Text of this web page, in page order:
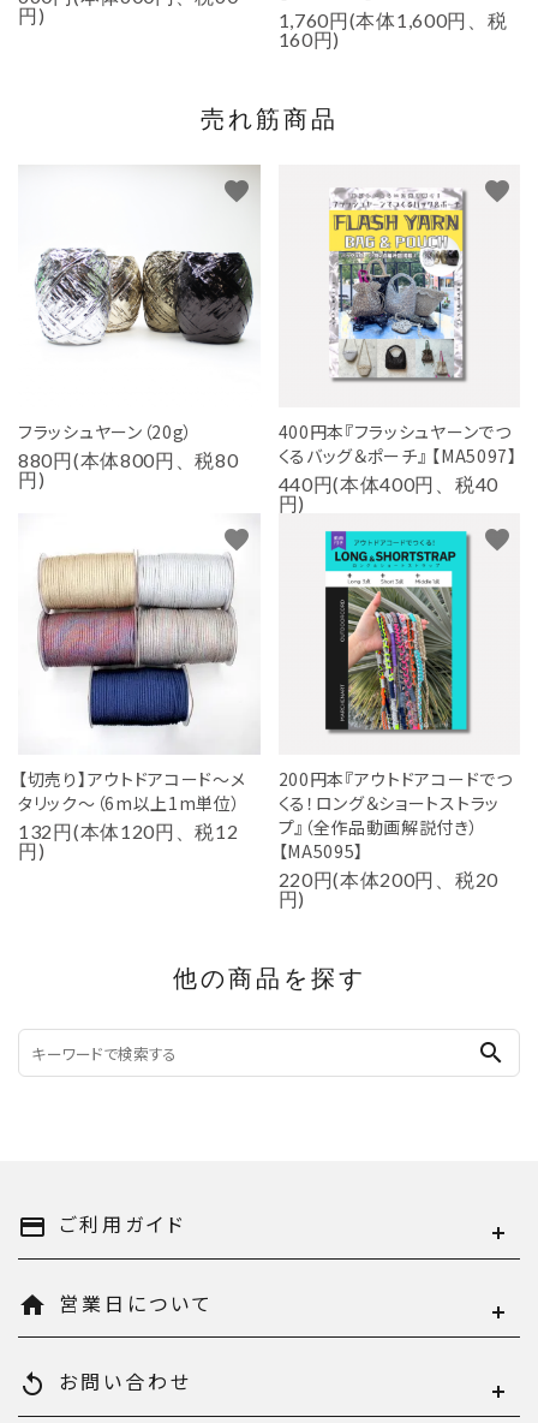
円)
1,760円(本体1,600円、税
160円)
売れ筋商品
フラッシュヤーン（20g）
880円(本体800円、税80
円)
favorite
400円本『フラッシュヤーンでつ
くるバッグ＆ポーチ』 【MA5097】
440円(本体400円、税40
円)
favorite
【切売り】アウトドアコード～メ
タリック～（6m以上1m単位）
132円(本体120円、税12
円)
favorite
200円本『アウトドアコードでつ
くる！ロング＆ショートストラッ
プ』（全作品動画解説付き）
【MA5095】
220円(本体200円、税20
円)
favorite
他の商品を探す
search
payment ご利用ガイド
home 営業日について
replay お問い合わせ